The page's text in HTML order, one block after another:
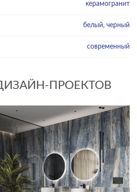
керамогранит
белый, черный
современный
ПРОЕКТОВ